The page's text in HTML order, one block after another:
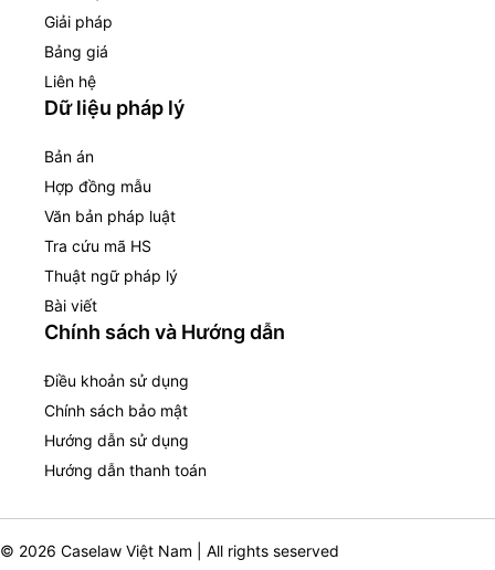
Giải pháp
Bảng giá
Liên hệ
Dữ liệu pháp lý
Bản án
Hợp đồng mẫu
Văn bản pháp luật
Tra cứu mã HS
Thuật ngữ pháp lý
Bài viết
Chính sách và Hướng dẫn
Điều khoản sử dụng
Chính sách bảo mật
Hướng dẫn sử dụng
Hướng dẫn thanh toán
© 2026 Caselaw Việt Nam | All rights seserved